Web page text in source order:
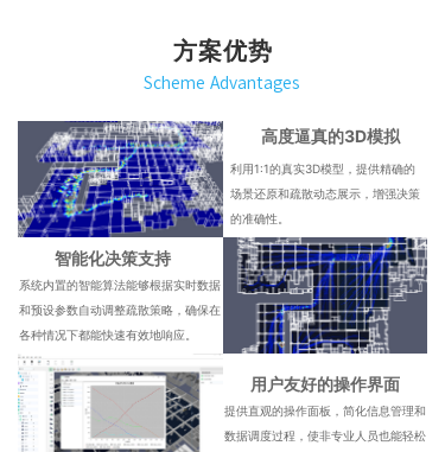
高度逼真的3D模拟
智能化决策支持
用户友好的操作界面
利用1:1的真实3D模型，提供精确的
场景还原和疏散动态展示，增强决策
的准确性。
系统内置的智能算法能够根据实时数据
和预设参数自动调整疏散策略，确保在
各种情况下都能快速有效地响应。
提供直观的操作面板，简化信息管理和
数据调度过程，使非专业人员也能轻松
Scheme Advantages
方案优势